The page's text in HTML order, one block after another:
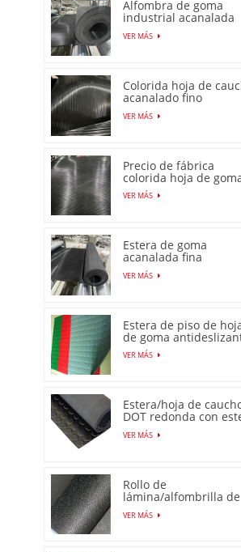
Alfombra de goma
industrial acanalada
fina de alta calidad
VER MÁS
Colorida hoja de
acanalado fino
antideslizante con
precio bajo
VER MÁS
Precio de fábrica
colorida hoja de
acanalada fina
antideslizante
VER MÁS
Estera de goma
acanalada fina
antideslizante
producida en fábrica
VER MÁS
Estera de piso de
de goma
con patrón de moneda
de venta caliente
VER MÁS
Estera/hoja de
DOT redonda con
de perno prisionero
VER MÁS
Rollo de
lámina/alfombrilla de
goma antideslizante
piel de naranja
VER MÁS